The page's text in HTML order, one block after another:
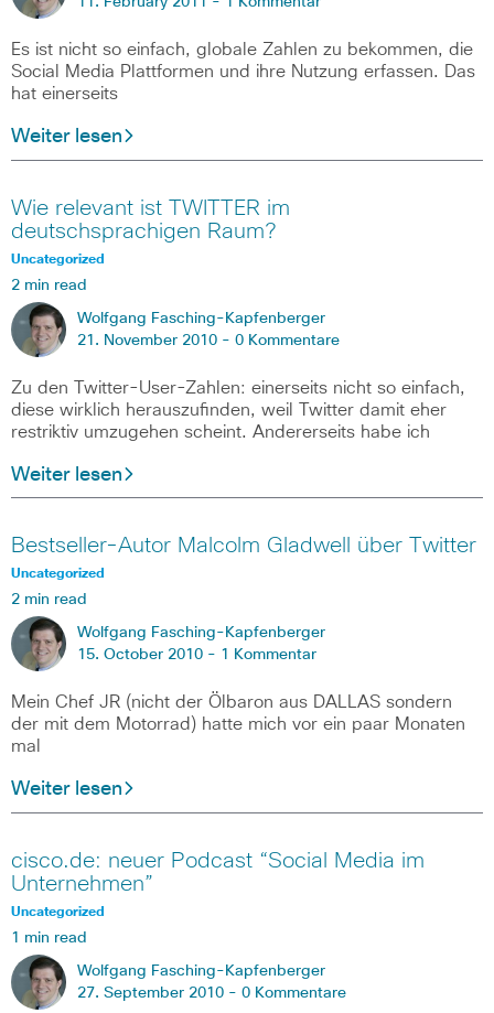
Es ist nicht so einfach, globale Zahlen zu bekommen, die
Social Media Plattformen und ihre Nutzung erfassen. Das
hat einerseits
Weiter lesen
Wie relevant ist TWITTER im
deutschsprachigen Raum?
Uncategorized
2 min read
Wolfgang Fasching-Kapfenberger
21. November 2010 - 0 Kommentare
Zu den Twitter-User-Zahlen: einerseits nicht so einfach,
diese wirklich herauszufinden, weil Twitter damit eher
restriktiv umzugehen scheint. Andererseits habe ich
Weiter lesen
Bestseller-Autor Malcolm Gladwell über Twitter
Uncategorized
2 min read
Wolfgang Fasching-Kapfenberger
15. October 2010 - 1 Kommentar
Mein Chef JR (nicht der Ölbaron aus DALLAS sondern
der mit dem Motorrad) hatte mich vor ein paar Monaten
mal
Weiter lesen
cisco.de: neuer Podcast “Social Media im
Unternehmen”
Uncategorized
1 min read
Wolfgang Fasching-Kapfenberger
27. September 2010 - 0 Kommentare